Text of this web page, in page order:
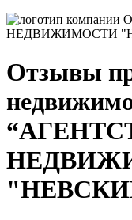
Отзывы